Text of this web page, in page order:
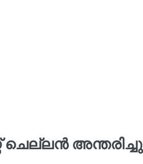
ചെല്ലൻ അന്തരിച്ചു